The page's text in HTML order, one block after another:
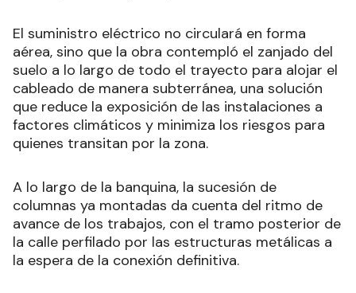
El suministro eléctrico no circulará en forma
aérea, sino que la obra contempló el zanjado del
suelo a lo largo de todo el trayecto para alojar el
cableado de manera subterránea, una solución
que reduce la exposición de las instalaciones a
factores climáticos y minimiza los riesgos para
quienes transitan por la zona.
A lo largo de la banquina, la sucesión de
columnas ya montadas da cuenta del ritmo de
avance de los trabajos, con el tramo posterior de
la calle perfilado por las estructuras metálicas a
la espera de la conexión definitiva.